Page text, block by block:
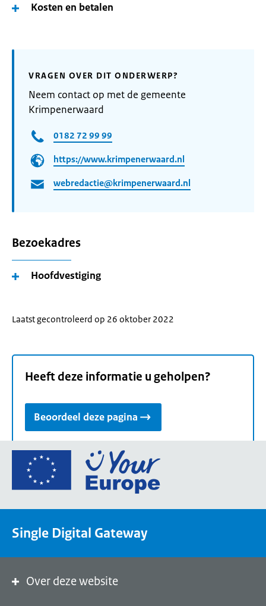
Kosten en betalen
VRAGEN OVER DIT ONDERWERP?
Neem contact op met de gemeente
Krimpenerwaard
0182 72 99 99
https://www.krimpenerwaard.nl
webredactie@krimpenerwaard.nl
Bezoekadres
Hoofdvestiging
Laatst gecontroleerd op 26 oktober 2022
Heeft deze informatie u geholpen?
Beoordeel deze pagina
Ga
de
een
Single Digital Gateway
Over deze website